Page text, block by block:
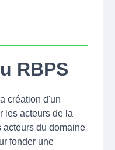
RBPS
création d'un
les acteurs de la
acteurs du domaine
fonder une